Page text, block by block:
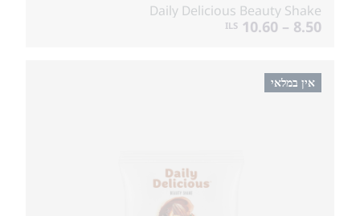
Daily Delicious Beauty Shake
8.50 – 10.60
ILS
אין במלאי